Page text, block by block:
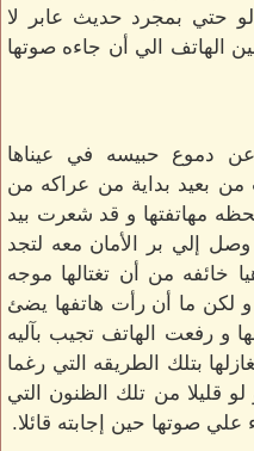
حتي بمجرد حديث عابر لا
الهاتف الي أن جاءه صوتها
دموع حبيسه في عيناها
من بعيد بداية من عراكه من
مهاتفتها و قد شعرت بيد
إلي بر الأمان معه لتجد
خائفه من أن تغتالها موجه
و لكن ما أن رأت هاتفها يضئ
و رفعت الهاتف تجيب بآليه
بتلك الطريقه التي رغما
قليلا من تلك الظنون التي
صوتها حين إجابته قائلا.